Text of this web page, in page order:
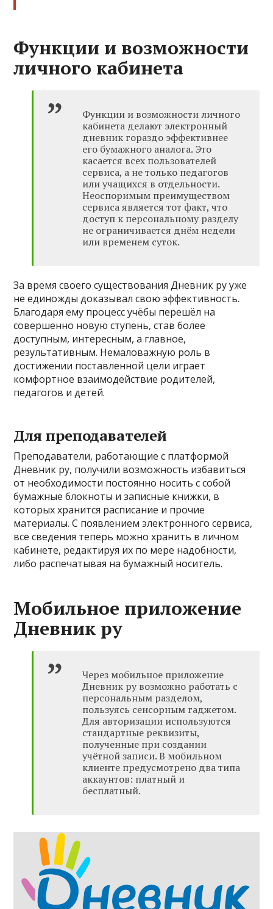
Функции и возможности
личного кабинета
Функции и возможности личного
кабинета делают электронный
дневник гораздо эффективнее
его бумажного аналога. Это
касается всех пользователей
сервиса, а не только педагогов
или учащихся в отдельности.
Неоспоримым преимуществом
сервиса является тот факт, что
доступ к персональному разделу
не ограничивается днём недели
или временем суток.
За время своего существования Дневник ру уже
не единожды доказывал свою эффективность.
Благодаря ему процесс учёбы перешёл на
совершенно новую ступень, став более
доступным, интересным, а главное,
результативным. Немаловажную роль в
достижении поставленной цели играет
комфортное взаимодействие родителей,
педагогов и детей.
Для преподавателей
Преподаватели, работающие с платформой
Дневник ру, получили возможность избавиться
от необходимости постоянно носить с собой
бумажные блокноты и записные книжки, в
которых хранится расписание и прочие
материалы. С появлением электронного сервиса,
все сведения теперь можно хранить в личном
кабинете, редактируя их по мере надобности,
либо распечатывая на бумажный носитель.
Мобильное приложение
Дневник ру
Через мобильное приложение
Дневник ру возможно работать с
персональным разделом,
пользуясь сенсорным гаджетом.
Для авторизации используются
стандартные реквизиты,
полученные при создании
учётной записи. В мобильном
клиенте предусмотрено два типа
аккаунтов: платный и
бесплатный.